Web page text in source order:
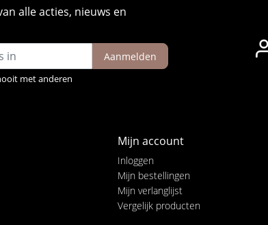
alle acties, nieuws en
Aanmelden
met anderen
Mijn account
Inloggen
Mijn bestellingen
Mijn verlanglijst
Vergelijk producten